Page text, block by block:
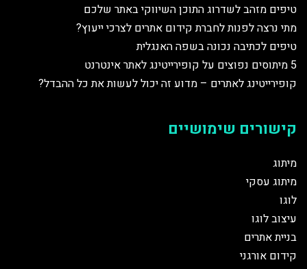
טיפים מזהב לשדרוג התוכן השיווקי באתר שלכם
מתי נרצה לפנות לחברת קידום אתרים לצרכי ייעוץ?
טיפים לכתיבה נכונה בשפה האנגלית
5 מיתוסים נפוצים על קופירייטינג לאתר אינטרנט
קופירייטינג לאתרים – מדוע זה יכול לעשות את כל ההבדל?
קישורים שימושיים
מיתוג
מיתוג עסקי
לוגו
עיצוב לוגו
בניית אתרים
קידום אורגני